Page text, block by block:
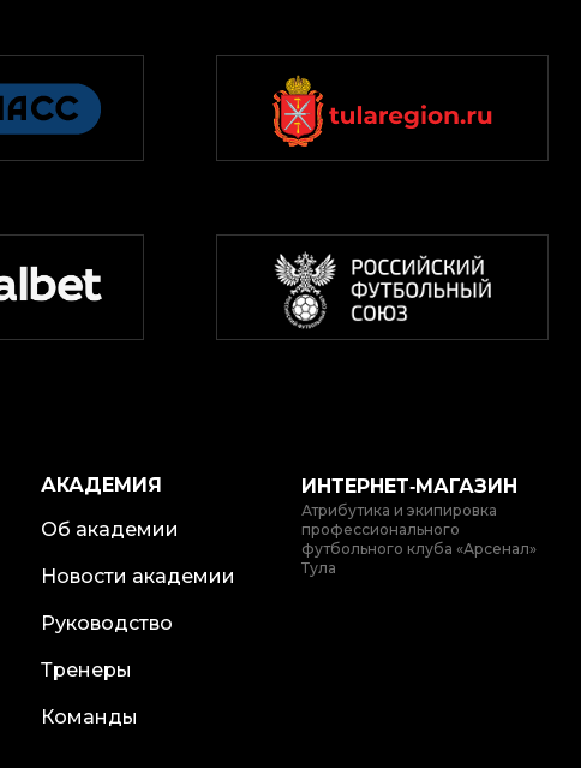
АКАДЕМИЯ
Об академии
Новости академии
Руководство
Тренеры
Команды
ИНТЕРНЕТ‑МАГАЗИН
Атрибутика и экипировка
профессионального
футбольного клуба «Арсенал»
Тула